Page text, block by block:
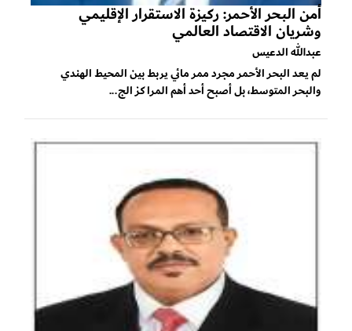
أمن البحر الأحمر: ركيزة الاستقرار الإقليمي
وشريان الاقتصاد العالمي
عبدالله الدعيس
لم يعد البحر الأحمر مجرد ممر مائي يربط بين المحيط الهندي
والبحر المتوسط، بل أصبح أحد أهم المراكز الج...